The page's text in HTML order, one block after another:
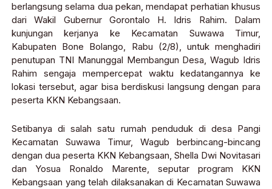
berlangsung selama dua pekan, mendapat perhatian khusus
dari Wakil Gubernur Gorontalo H. Idris Rahim. Dalam
kunjungan kerjanya ke Kecamatan Suwawa Timur,
Kabupaten Bone Bolango, Rabu (2/8), untuk menghadiri
penutupan TNI Manunggal Membangun Desa, Wagub Idris
Rahim sengaja mempercepat waktu kedatangannya ke
lokasi tersebut, agar bisa berdiskusi langsung dengan para
peserta KKN Kebangsaan.
Setibanya di salah satu rumah penduduk di desa Pangi
Kecamatan Suwawa Timur, Wagub berbincang-bincang
dengan dua peserta KKN Kebangsaan, Shella Dwi Novitasari
dan Yosua Ronaldo Marente, seputar program KKN
Kebangsaan yang telah dilaksanakan di Kecamatan Suwawa